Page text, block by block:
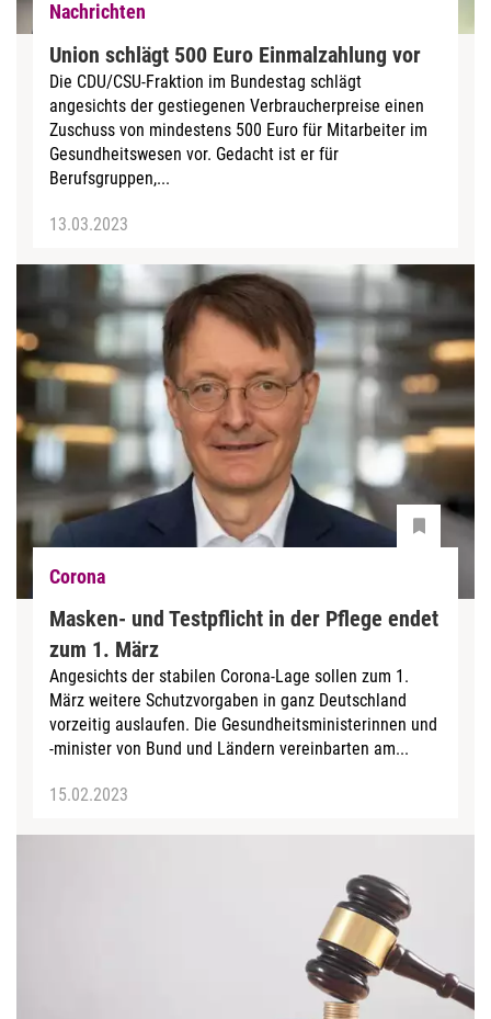
Nachrichten
Union schlägt 500 Euro Einmalzahlung vor
Die CDU/CSU-Fraktion im Bundestag schlägt
angesichts der gestiegenen Verbraucherpreise einen
Zuschuss von mindestens 500 Euro für Mitarbeiter im
Gesundheitswesen vor. Gedacht ist er für
Berufsgruppen,...
13.03.2023
Corona
Masken- und Testpflicht in der Pflege endet
zum 1. März
Angesichts der stabilen Corona-Lage sollen zum 1.
März weitere Schutzvorgaben in ganz Deutschland
vorzeitig auslaufen. Die Gesundheitsministerinnen und
-minister von Bund und Ländern vereinbarten am...
15.02.2023